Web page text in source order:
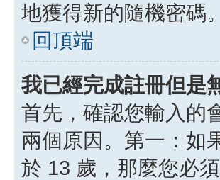
地獲得新的隨機密碼。
回頂端
我已經完成註冊但是
首先，確認您輸入的
兩個原因。第一：如
於 13 歲，那麼您必